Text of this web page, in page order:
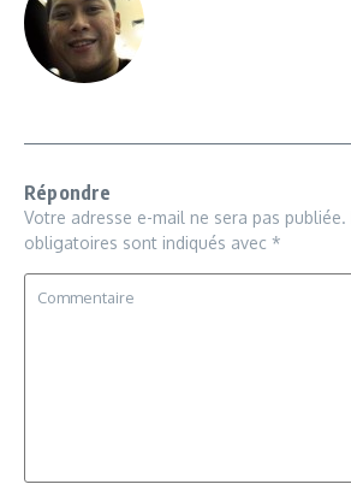
Répondre
Votre adresse e-mail ne sera pas publiée.
obligatoires sont indiqués avec *